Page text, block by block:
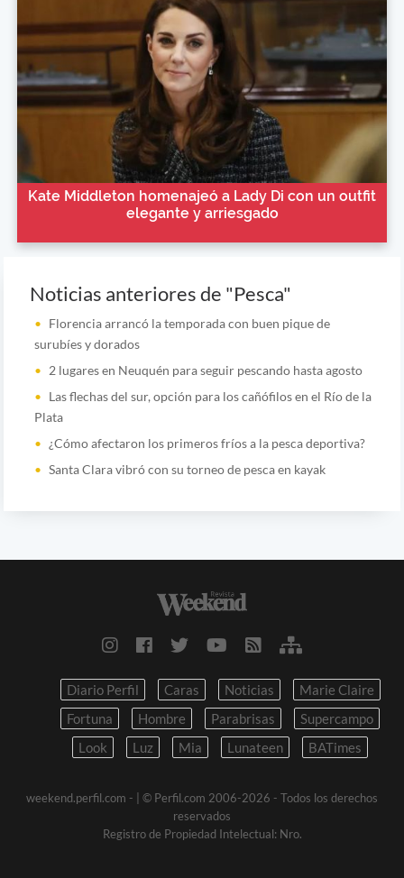
Kate Middleton homenajeó a Lady Di con un outfit
elegante y arriesgado
Noticias anteriores de "Pesca"
Florencia arrancó la temporada con buen pique de
surubíes y dorados
2 lugares en Neuquén para seguir pescando hasta agosto
Las flechas del sur, opción para los cañófilos en el Río de la
Plata
¿Cómo afectaron los primeros fríos a la pesca deportiva?
Santa Clara vibró con su torneo de pesca en kayak
Diario Perfil Caras Noticias
Marie Claire
Fortuna
Hombre Parabrisas
Supercampo
Look
Luz Mia Lunateen BATimes
weekend.perfil.com -
| © Perfil.com 2006-2026 - Todos los derechos
reservados
Registro de Propiedad Intelectual: Nro.